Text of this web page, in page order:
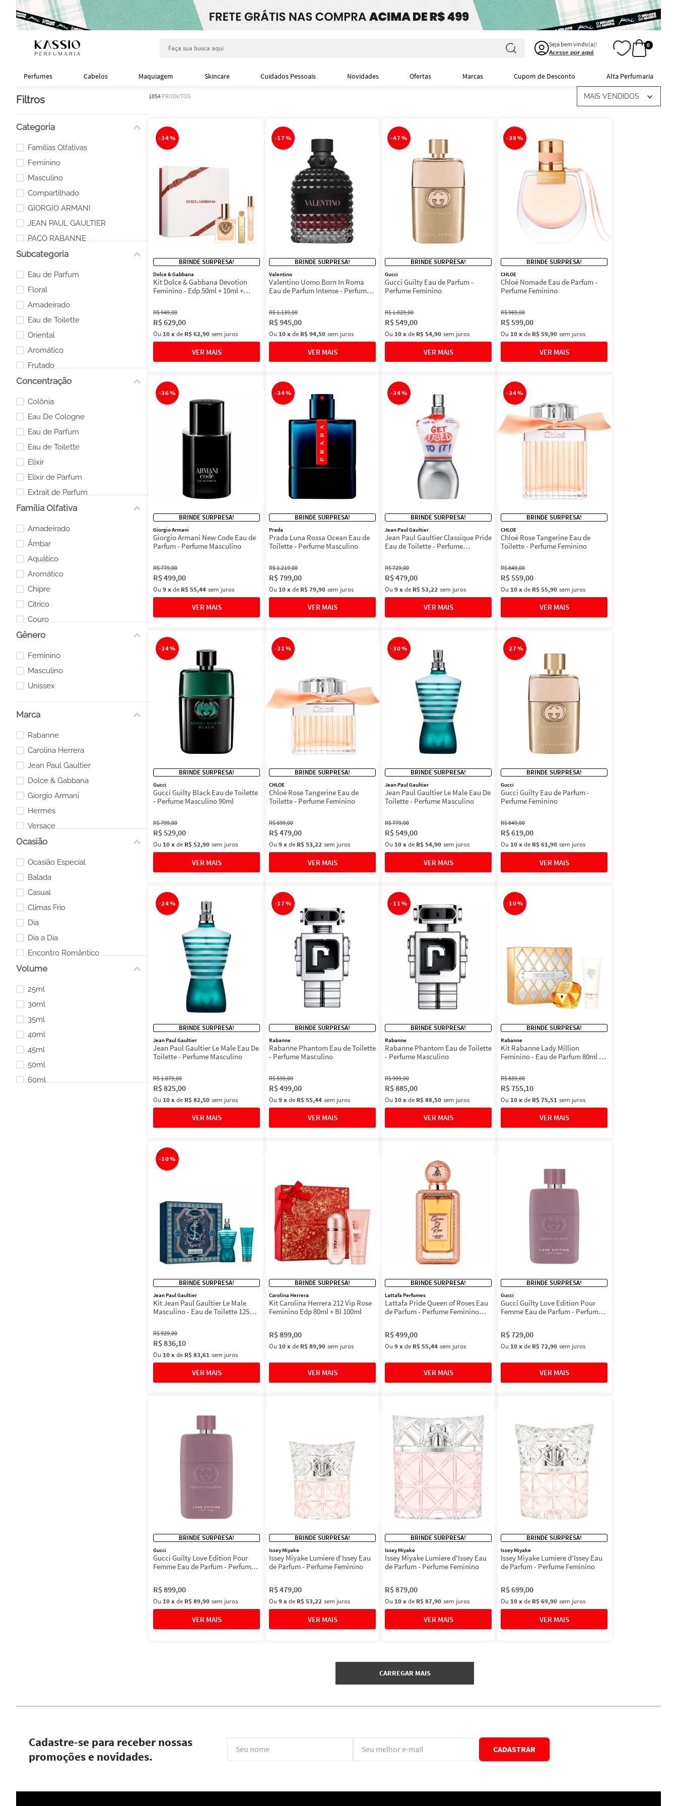
Seja bem vindo(a)!
Acesse por aqui
0
Perfumes Cabelos Maquiagem Skincare Cuidados Pessoais Novidades Ofertas Marcas Cupom de Desconto Alta Perfumaria
Filtros
Categoria
Famílias Olfativas
Feminino
Masculino
Compartilhado
GIORGIO ARMANI
JEAN PAUL GAULTIER
PACO RABANNE
HUGO BOSS
Subcategoria
Eau de Parfum
Floral
Amadeirado
Eau de Toilette
Oriental
Aromático
Frutado
Parfum
Concentração
Colônia
Eau De Cologne
Eau de Parfum
Eau de Toilette
Elixir
Elixir de Parfum
Extrait de Parfum
Parfum
Família Olfativa
Amadeirado
Âmbar
Aquático
Aromático
Chipre
Citrico
Couro
Floral
Gênero
Feminino
Masculino
Unissex
Marca
Rabanne
Carolina Herrera
Jean Paul Gaultier
Dolce & Gabbana
Giorgio Armani
Hermés
Versace
Narciso Rodriguez
Ocasião
Ocasião Especial
Balada
Casual
Climas Frio
Dia
Dia a Dia
Encontro Romântico
Encontros
Volume
25ml
30ml
35ml
40ml
45ml
50ml
60ml
1854 PRODUTOS MAIS VENDIDOS
-34%
BRINDE SURPRESA!
Dolce & Gabbana
Kit Dolce & Gabbana Devotion
Feminino - Edp 50ml + 10ml +
R$949,00
R$629,00
Ou 10xde R$ 62,90 sem juros
-17%
BRINDE SURPRESA!
Valentino
Valentino Uomo Born In Roma
Eau de Parfum Intense - Perfume
R$1.139,00
R$945,00
Ou 10xde R$ 94,50 sem juros
-47%
BRINDE SURPRESA!
Gucci
Gucci Guilty Eau de Parfum -
Perfume Feminino
R$1.029,00
R$549,00
Ou 10xde R$ 54,90 sem juros
-38%
BRINDE SURPRESA!
CHLOE
Chloé Nomade Eau de Parfum -
Perfume Feminino
R$969,00
R$599,00
Ou 10xde R$ 59,90 sem juros
-36%
BRINDE SURPRESA!
Giorgio Armani
Giorgio Armani New Code Eau de
Parfum - Perfume Masculino
R$779,00
R$499,00
Ou 9xde R$ 55,44 sem juros
-34%
BRINDE SURPRESA!
Prada
Prada Luna Rossa Ocean Eau de
Toilette - Perfume Masculino
R$1.219,00
R$799,00
Ou 10xde R$ 79,90 sem juros
-34%
BRINDE SURPRESA!
Jean Paul Gaultier
Jean Paul Gaultier Classique Pride
Eau de Toilette - Perfume
R$729,00
R$479,00
Ou 9xde R$ 53,22 sem juros
-34%
BRINDE SURPRESA!
CHLOE
Chloé Rose Tangerine Eau de
Toilette - Perfume Feminino
R$849,00
R$559,00
Ou 10xde R$ 55,90 sem juros
-34%
BRINDE SURPRESA!
Gucci
Gucci Guilty Black Eau de Toilette
- Perfume Masculino 90ml
R$799,00
R$529,00
Ou 10xde R$ 52,90 sem juros
-31%
BRINDE SURPRESA!
CHLOE
Chloé Rose Tangerine Eau de
Toilette - Perfume Feminino
R$699,00
R$479,00
Ou 9xde R$ 53,22 sem juros
-30%
BRINDE SURPRESA!
Jean Paul Gaultier
Jean Paul Gaultier Le Male Eau De
Toilette - Perfume Masculino
R$779,00
R$549,00
Ou 10xde R$ 54,90 sem juros
-27%
BRINDE SURPRESA!
Gucci
Gucci Guilty Eau de Parfum -
Perfume Feminino
R$849,00
R$619,00
Ou 10xde R$ 61,90 sem juros
-24%
BRINDE SURPRESA!
Jean Paul Gaultier
Jean Paul Gaultier Le Male Eau De
Toilette - Perfume Masculino
R$1.079,00
R$825,00
Ou 10xde R$ 82,50 sem juros
-17%
BRINDE SURPRESA!
Rabanne
Rabanne Phantom Eau de Toilette
- Perfume Masculino
R$599,00
R$499,00
Ou 9xde R$ 55,44 sem juros
-11%
BRINDE SURPRESA!
Rabanne
Rabanne Phantom Eau de Toilette
- Perfume Masculino
R$999,00
R$885,00
Ou 10xde R$ 88,50 sem juros
-10%
BRINDE SURPRESA!
Rabanne
Kit Rabanne Lady Million
Feminino - Eau de Parfum 80ml +
R$839,00
R$755,10
Ou 10xde R$ 75,51 sem juros
-10%
BRINDE SURPRESA!
Jean Paul Gaultier
Kit Jean Paul Gaultier Le Male
Masculino - Eau de Toilette 125ml
R$929,00
R$836,10
Ou 10xde R$ 83,61 sem juros
BRINDE SURPRESA!
Carolina Herrera
Kit Carolina Herrera 212 Vip Rose
Feminino Edp 80ml + Bl 100ml
R$899,00
Ou 10xde R$ 89,90 sem juros
BRINDE SURPRESA!
Lattafa Perfumes
Lattafa Pride Queen of Roses Eau
de Parfum - Perfume Feminino
R$499,00
Ou 9xde R$ 55,44 sem juros
BRINDE SURPRESA!
Gucci
Gucci Guilty Love Edition Pour
Femme Eau de Parfum - Perfume
R$729,00
Ou 10xde R$ 72,90 sem juros
BRINDE SURPRESA!
Gucci
Gucci Guilty Love Edition Pour
Femme Eau de Parfum - Perfume
R$899,00
Ou 10xde R$ 89,90 sem juros
BRINDE SURPRESA!
Issey Miyake
Issey Miyake Lumiere d'Issey Eau
de Parfum - Perfume Feminino
R$479,00
Ou 9xde R$ 53,22 sem juros
BRINDE SURPRESA!
Issey Miyake
Issey Miyake Lumiere d'Issey Eau
de Parfum - Perfume Feminino
R$879,00
Ou 10xde R$ 87,90 sem juros
BRINDE SURPRESA!
Issey Miyake
Issey Miyake Lumiere d'Issey Eau
de Parfum - Perfume Feminino
R$699,00
Ou 10xde R$ 69,90 sem juros
Cadastre-se para receber nossas
promoções e novidades.
CADASTRAR